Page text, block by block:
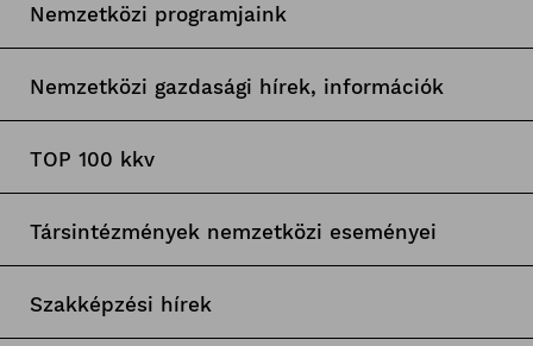
Nemzetközi programjaink
Nemzetközi gazdasági hírek, információk
TOP 100 kkv
Társintézmények nemzetközi eseményei
Szakképzési hírek